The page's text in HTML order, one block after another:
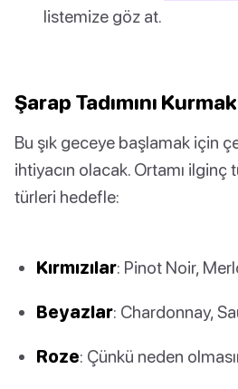
listemize göz at.
Şarap Tadımını Kurmak
Bu şık geceye başlamak için
ihtiyacın olacak. Ortamı ilginç
türleri hedefle:
Kırmızılar: Pinot Noir,
Beyazlar: Chardonnay,
Roze: Çünkü neden